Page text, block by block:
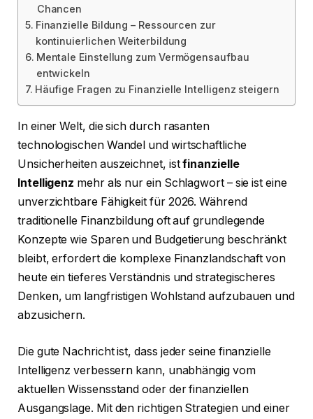
Chancen
Finanzielle Bildung – Ressourcen zur
kontinuierlichen Weiterbildung
Mentale Einstellung zum Vermögensaufbau
entwickeln
Häufige Fragen zu Finanzielle Intelligenz steigern
In einer Welt, die sich durch rasanten
technologischen Wandel und wirtschaftliche
Unsicherheiten auszeichnet, istfinanzielle
Intelligenz mehr als nur ein Schlagwort – sie ist eine
unverzichtbare Fähigkeit für 2026. Während
traditionelle Finanzbildung oft auf grundlegende
Konzepte wie Sparen und Budgetierung beschränkt
bleibt, erfordert die komplexe Finanzlandschaft von
heute ein tieferes Verständnis und strategischeres
Denken, um langfristigen Wohlstand aufzubauen und
abzusichern.
Die gute Nachricht ist, dass jeder seine finanzielle
Intelligenz verbessern kann, unabhängig vom
aktuellen Wissensstand oder der finanziellen
Ausgangslage. Mit den richtigen Strategien und einer